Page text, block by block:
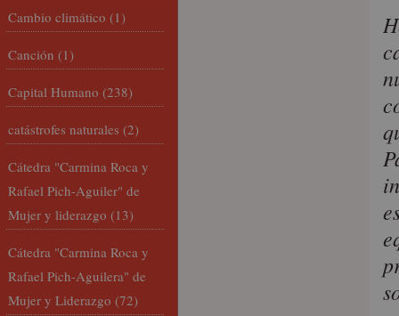
Cambio climático (1)
Canción (1)
Capital Humano (238)
catástrofes naturales (2)
Cátedra "Carmina Roca y
Rafael Pich-Aguiler" de
Mujer y liderazgo (13)
Cátedra "Carmina Roca y
Rafael Pich-Aguilera" de
Mujer y Liderazgo (72)